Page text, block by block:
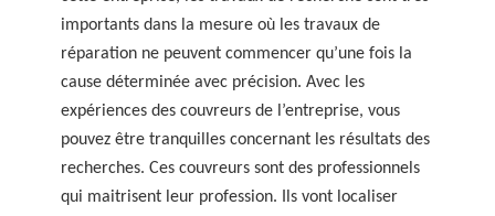
importants dans la mesure où les travaux de
réparation ne peuvent commencer qu’une fois la
cause déterminée avec précision. Avec les
expériences des couvreurs de l’entreprise, vous
pouvez être tranquilles concernant les résultats des
recherches. Ces couvreurs sont des professionnels
qui maitrisent leur profession. Ils vont localiser